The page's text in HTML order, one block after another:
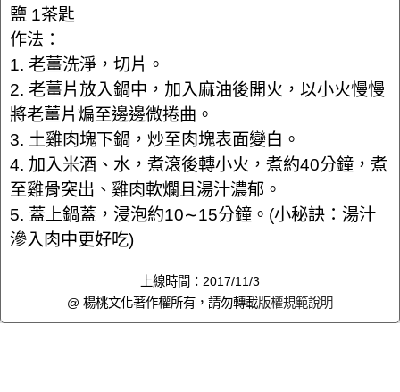
鹽 1茶匙
作法：
1. 老薑洗淨，切片。
2. 老薑片放入鍋中，加入麻油後開火，以小火慢慢
將老薑片煸至邊邊微捲曲。
3. 土雞肉塊下鍋，炒至肉塊表面變白。
4. 加入米酒、水，煮滾後轉小火，煮約40分鐘，煮
至雞骨突出、雞肉軟爛且湯汁濃郁。
5. 蓋上鍋蓋，浸泡約10∼15分鐘。(小秘訣：湯汁
滲入肉中更好吃)
上線時間：2017/11/3
@ 楊桃文化著作權所有，請勿轉載版權規範說明